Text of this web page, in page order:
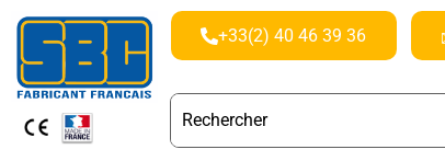
+33(2) 40 46 39 36